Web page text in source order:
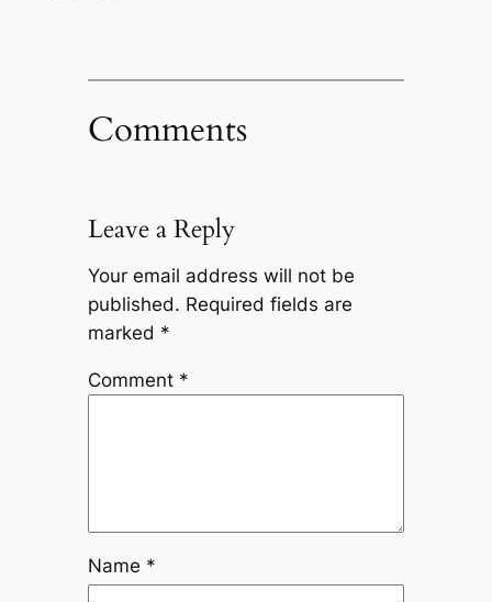
Comments
Leave a Reply
Your email address will not be
published. Required fields are
marked *
Comment *
Name *